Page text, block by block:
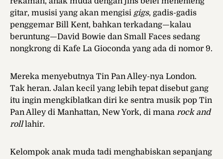
gitar, musisi yang akan mengisi gigs, gadis-gadis
penggemar Bill Kent, bahkan terkadang—kalau
beruntung—David Bowie dan Small Faces sedang
nongkrong di Kafe La Gioconda yang ada di nomor 9.
Mereka menyebutnya Tin Pan Alley-nya London.
Tak heran. Jalan kecil yang lebih tepat disebut gang
itu ingin mengkiblatkan diri ke sentra musik pop Tin
Pan Alley di Manhattan, New York, di mana rock and
rolllahir.
Kelompok anak muda tadi menghabiskan sepanjang